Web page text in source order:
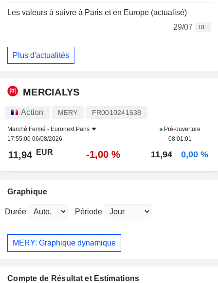
Les valeurs à suivre à Paris et en Europe (actualisé)
29/07
RE
Plus d'actualités
MERCIALYS
Action MERY FR0010241638
Marché Fermé - Euronext Paris
17:55:00 06/08/2026
Pré-ouverture
08:01:01
11,94 EUR -1,00 % 11,94 0,00 %
Graphique
Durée Période
MERY: Graphique dynamique
Compte de Résultat et Estimations